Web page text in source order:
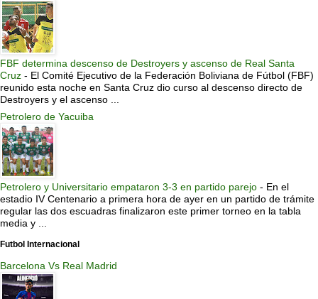
FBF determina descenso de Destroyers y ascenso de Real Santa
Cruz - El Comité Ejecutivo de la Federación Boliviana de Fútbol (FBF)
reunido esta noche en Santa Cruz dio curso al descenso directo de
Destroyers y el ascenso ...
Petrolero de Yacuiba
Petrolero y Universitario empataron 3-3 en partido parejo - En el
estadio IV Centenario a primera hora de ayer en un partido de trámite
regular las dos escuadras finalizaron este primer torneo en la tabla
media y ...
Futbol Internacional
Barcelona Vs Real Madrid